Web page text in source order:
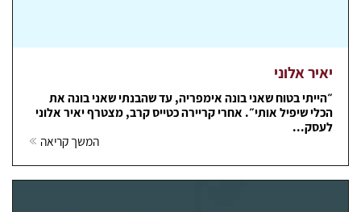
יאיר אלוני
״הייתי בטוח שאני בונה אימפריה, עד שהבנתי שאני בונה את
הכלי שיפיל אותי״. אחרי קריירה כטייס קרב, מצטרף יאיר אלוני
לעסק...
המשך קריאה